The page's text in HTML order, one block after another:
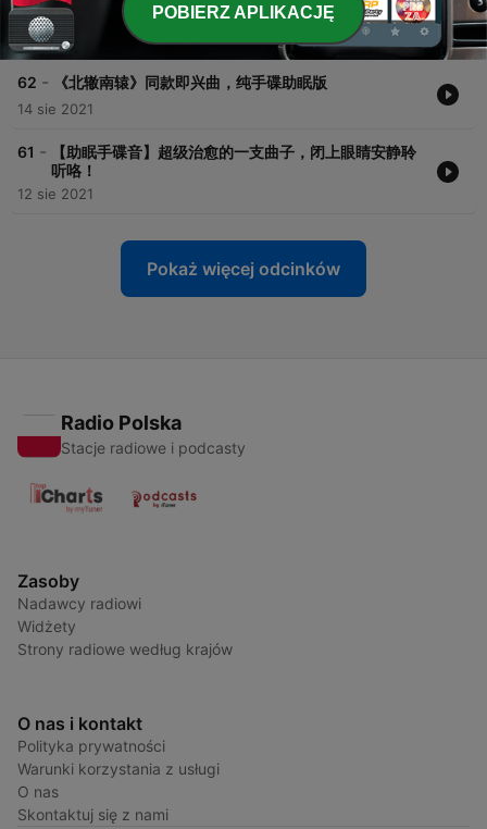
63 - 当空灵手碟配上抖腿节奏，竟然是这样的效果！
19 sie 2021
62 - 《北辙南辕》同款即兴曲，纯手碟助眠版
14 sie 2021
61 -
【助眠手碟音】超级治愈的一支曲子，闭上眼睛安静聆
听咯！
12 sie 2021
Pokaż więcej odcinków
Radio Polska
Stacje radiowe i podcasty
Zasoby
Nadawcy radiowi
Widżety
Strony radiowe według krajów
O nas i kontakt
Polityka prywatności
Warunki korzystania z usługi
O nas
Skontaktuj się z nami
POBIERZ APLIKACJĘ